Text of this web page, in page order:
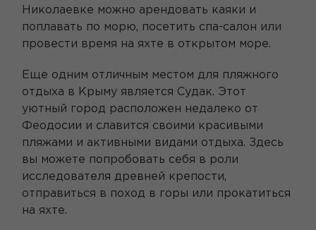
Николаевке можно арендовать каяки и
поплавать по морю, посетить спа-салон или
провести время на яхте в открытом море.
Еще одним отличным местом для пляжного
отдыха в Крыму является Судак. Этот
уютный город расположен недалеко от
Феодосии и славится своими красивыми
пляжами и активными видами отдыха. Здесь
вы можете попробовать себя в роли
исследователя древней крепости,
отправиться в поход в горы или прокатиться
на яхте.